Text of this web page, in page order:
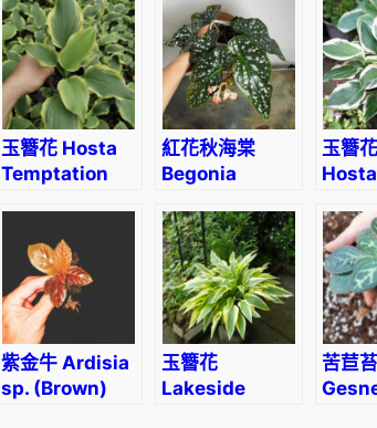
玉簪花 Hosta
Temptation
紅花秋海棠
Begonia
玉簪
Hosta
紫金牛 Ardisia
sp. (Brown)
玉簪花
Lakeside
苦苣苔